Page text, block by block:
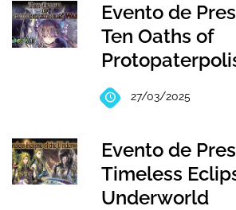
Evento de
Ten Oaths of
27/03/2025
Evento de
Timeless
Underworld